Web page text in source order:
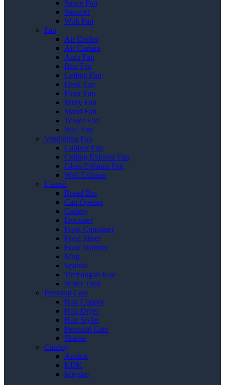
Sauce Pan
Steamer
Wok Pan
Fan
Air Cooler
Air Curtain
Auto Fan
Box Fan
Ceiling Fan
Desk Fan
Floor Fan
Misty Fan
Stand Fan
Tower Fan
Wall Fan
Ventilating Fan
Cabinet Fan
Ceiling Exhaust Fan
Glass Exhaust Fan
Wall Exhaust
Utensil
Bread Bin
Can Opener
Cutlery
Decanter
Food Container
Food Slicer
Food Warmer
Mug
Spatula
Timbangan Kue
Water Tank
Personal Care
Hair Clipper
Hair Dryer
Hair Styler
Personal Care
Shaver
Catalog
Ariston
KDK
Miyako